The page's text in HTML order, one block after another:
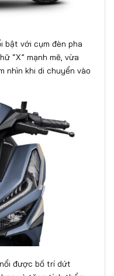
bật với cụm đèn pha
“X” mạnh mẽ, vừa
nhìn khi di chuyển vào
được bố trí dứt